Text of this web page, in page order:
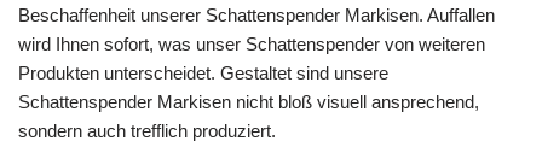
Beschaffenheit unserer Schattenspender Markisen. Auffallen
wird Ihnen sofort, was unser Schattenspender von weiteren
Produkten unterscheidet. Gestaltet sind unsere
Schattenspender Markisen nicht bloß visuell ansprechend,
sondern auch trefflich produziert.